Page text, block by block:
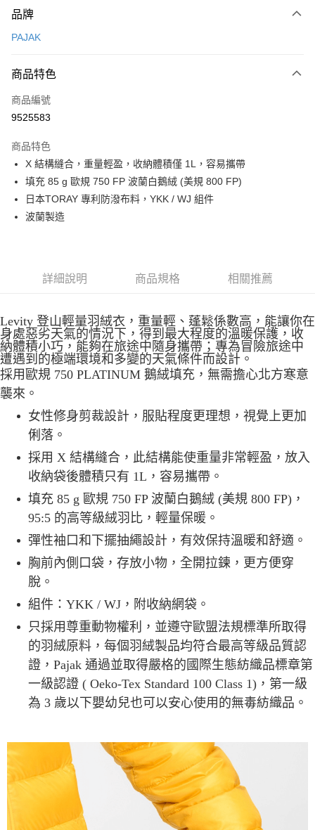
信用卡一次付款
3 期 0 利率 每期
合作金庫商業銀行
上海商業儲蓄銀行
臺灣中小企業銀行
匯豐（台灣）商業銀行
華泰商業銀行
聯邦商業銀行
遠東國際商業銀行
元大商業銀行
永豐商業銀行
玉山商業銀行
超商取貨付款
LINE Pay
Apple Pay
ATM付款
運送方式
付款後全家取貨
7-11取貨付款
每筆NT$60，滿NT$490(含以上)免運費
付款後7-11取貨
每筆NT$60，滿NT$490(含以上)免運費
宅配
每筆NT$80，滿NT$490(含以上)免運費
離島宅配
每筆NT$80，滿NT$490(含以上)免運費
付款後門市自取
免運費
品牌
PAJAK
商品特色
商品編號
9525583
商品特色
X 結構縫合，重量輕盈，收納體積僅 1L，容易攜帶
填充 85 g 歐規 750 FP 波蘭白鵝絨 (美規 800 FP)
日本TORAY 專利防潑布料，YKK / WJ 組件
波蘭製造
詳細說明 商品規格 相關推薦
Levity 登山輕量羽絨衣，重量輕、蓬鬆係數高，能讓你在
身處惡劣天氣的情況下，得到最大程度的溫暖保護，收
納體積小巧，能夠在旅途中隨身攜帶；專為冒險旅途中
遭遇到的極端環境和多變的天氣條件而設計。
採用歐規 750 PLATINUM 鵝絨填充，無需擔心北方寒意
襲來。
女性修身剪裁設計，服貼程度更理想，視覺上更加
俐落。
採用 X 結構縫合，此結構能使重量非常輕盈，放入
收納袋後體積只有 1L，容易攜帶。
填充 85 g 歐規 750 FP 波蘭白鵝絨 (美規 800 FP)，
95:5 的高等級絨羽比，輕量保暖。
彈性袖口和下擺抽繩設計，有效保持溫暖和舒適。
胸前內側口袋，存放小物，全開拉鍊，更方便穿
脫。
組件：YKK / WJ，附收納網袋。
只採用尊重動物權利，並遵守歐盟法規標準所取得
的羽絨原料，每個羽絨製品均符合最高等級品質認
證，Pajak 通過並取得嚴格的國際生態紡織品標章第
一級認證 ( Oeko-Tex Standard 100 Class 1)，第一級
為 3 歲以下嬰幼兒也可以安心使用的無毒紡織品。